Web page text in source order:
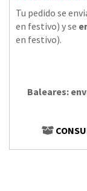
Tu pedido se
en festivo) y se
en festivo).
Baleares: